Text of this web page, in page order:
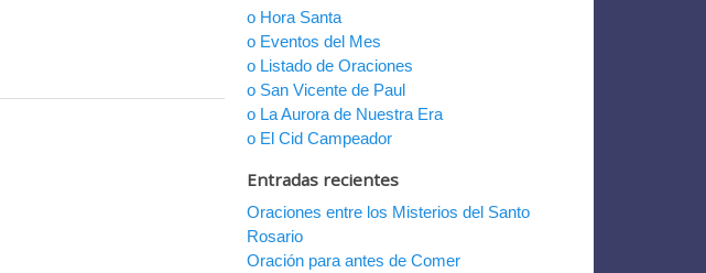
o Hora Santa
o Eventos del Mes
o Listado de Oraciones
o San Vicente de Paul
o La Aurora de Nuestra Era
o El Cid Campeador
Entradas recientes
Oraciones entre los Misterios del Santo
Rosario
Oración para antes de Comer